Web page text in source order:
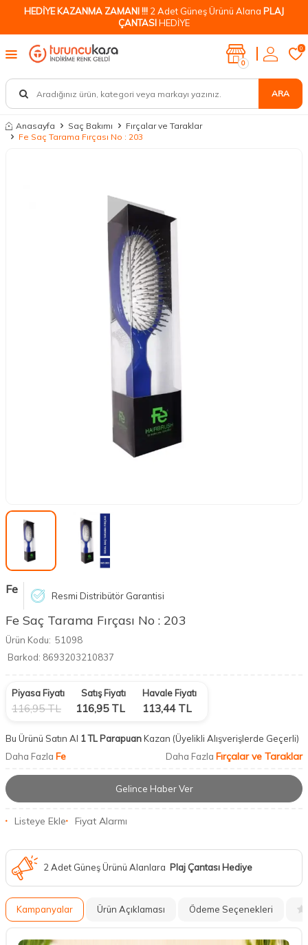
HEDİYE KAZANMA ZAMANI !!! 2 Adet Güneş Ürünü Alana PLAJ
ÇANTASIHEDİYE
ARA
0
0
Anasayfa Saç Bakımı
Fırçalar ve Taraklar
Fe Saç Tarama Fırçası No : 203
Fe Resmi Distribütör Garantisi
Fe Saç Tarama Fırçası No : 203
Ürün Kodu: 51098
Barkod: 8693203210837
Piyasa Fiyatı
116,95TL
Satış Fiyatı
116,95TL
Havale Fiyatı
113,44TL
Bu Ürünü Satın Al 1 TL ParapuanKazan (Üyelikli Alışverişlerde Geçerli)
Daha Fazla Fe Daha Fazla Fırçalar ve Taraklar
Gelince Haber Ver
Listeye Ekle Fiyat Alarmı
2 Adet Güneş Ürünü Alanlara Plaj Çantası Hediye
Kampanyalar Ürün Açıklaması Ödeme Seçenekleri